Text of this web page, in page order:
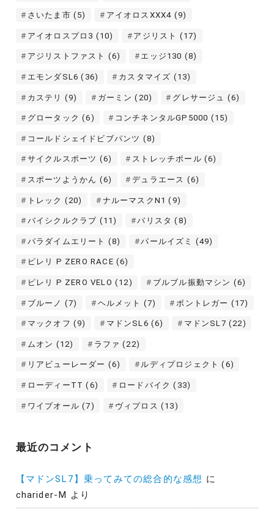
さいたま市 (5) アイオロスXXX4 (9)
アイオロスプロ3 (10) アジリスト (17)
アジリストファスト (6) エッジ130 (8)
エモンダSL6 (36) カスタマイズ (13)
カステリ (9) ガーミン (20) グレサージュ (6)
グロータック (6) コンチネンタルGP5000 (15)
コールドシェイドビブパンツ (8)
サイクルスポーツ (6) ストレッチポール (6)
スポーツようかん (6) デュラエース (6)
トレック (20) ナルーマスクN1 (9)
バイシクルクラブ (11) バリスタ (8)
パラダイムエリート (8) パールイズミ (49)
ピレリ P ZERO RACE (6)
ピレリ P ZERO VELO (12) ブルブル振動マシン (6)
ブルーノ (7) ヘルメット (7) ボントレガー (17)
マックオフ (9) マドンSL6 (6) マドンSL7 (22)
ムオン (12) ラファ (22)
リアビューレーダー (6) ルディプロジェクト (6)
ローディーTT (6) ロードバイク (33)
ワイプオール (7) ヴィプロス (13)
最近のコメント
【マドンSL7】乗ってみての総合的な感想 に
charider-M より